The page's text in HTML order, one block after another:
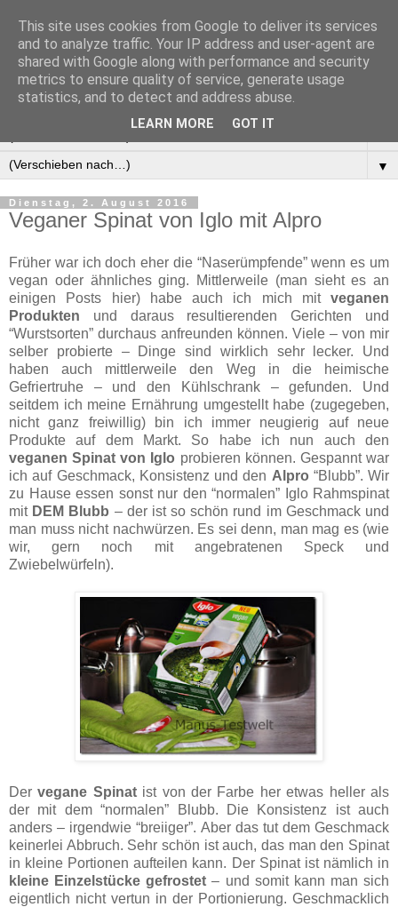
Manus Testwelt, alles
außer langweilig
▼
Dienstag, 2. August 2016
Veganer Spinat von Iglo mit Alpro
Früher war ich doch eher die “Naserümpfende” wenn es um
vegan oder ähnliches ging. Mittlerweile (man sieht es an
einigen Posts hier) habe auch ich mich mit veganen
Produkten und daraus resultierenden Gerichten und
“Wurstsorten” durchaus anfreunden können. Viele – von mir
selber probierte – Dinge sind wirklich sehr lecker. Und
haben auch mittlerweile den Weg in die heimische
Gefriertruhe – und den Kühlschrank – gefunden. Und
seitdem ich meine Ernährung umgestellt habe (zugegeben,
nicht ganz freiwillig) bin ich immer neugierig auf neue
Produkte auf dem Markt. So habe ich nun auch den
veganen Spinat von Iglo probieren können. Gespannt war
ich auf Geschmack, Konsistenz und den Alpro “Blubb”. Wir
zu Hause essen sonst nur den “normalen” Iglo Rahmspinat
mit DEM Blubb – der ist so schön rund im Geschmack und
man muss nicht nachwürzen. Es sei denn, man mag es (wie
wir, gern noch mit angebratenen Speck und
Zwiebelwürfeln).
Dervegane Spinatist von der Farbe her etwas heller als
der mit dem “normalen” Blubb. Die Konsistenz ist auch
anders – irgendwie “breiiger”. Aber das tut dem Geschmack
keinerlei Abbruch. Sehr schön ist auch, das man den Spinat
in kleine Portionen aufteilen kann. Der Spinat ist nämlich in
kleine Einzelstücke gefrostet – und somit kann man sich
eigentlich nicht vertun in der Portionierung. Geschmacklich
This site uses cookies from Google to deliver its services
and to analyze traffic. Your IP address and user-agent are
shared with Google along with performance and security
metrics to ensure quality of service, generate usage
statistics, and to detect and address abuse.
LEARN MORE GOT IT